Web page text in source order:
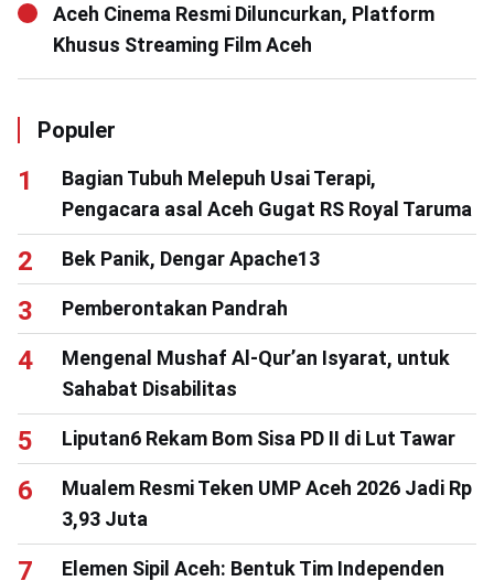
Aceh Cinema Resmi Diluncurkan, Platform
Khusus Streaming Film Aceh
Populer
Bagian Tubuh Melepuh Usai Terapi,
Pengacara asal Aceh Gugat RS Royal Taruma
Bek Panik, Dengar Apache13
Pemberontakan Pandrah
Mengenal Mushaf Al-Qur’an Isyarat, untuk
Sahabat Disabilitas
Liputan6 Rekam Bom Sisa PD II di Lut Tawar
Mualem Resmi Teken UMP Aceh 2026 Jadi Rp
3,93 Juta
Elemen Sipil Aceh: Bentuk Tim Independen